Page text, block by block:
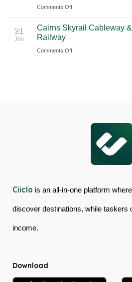
Ciiclo
Sydney
Full-
Tour
Australia
Comments Offon
Daintree
&
21
Jan
Cairns Skyrail Cableway
Railway
Comments Offon
Ciiclo is an all-in-one platform
discover destinations, while taskers
income.
Download